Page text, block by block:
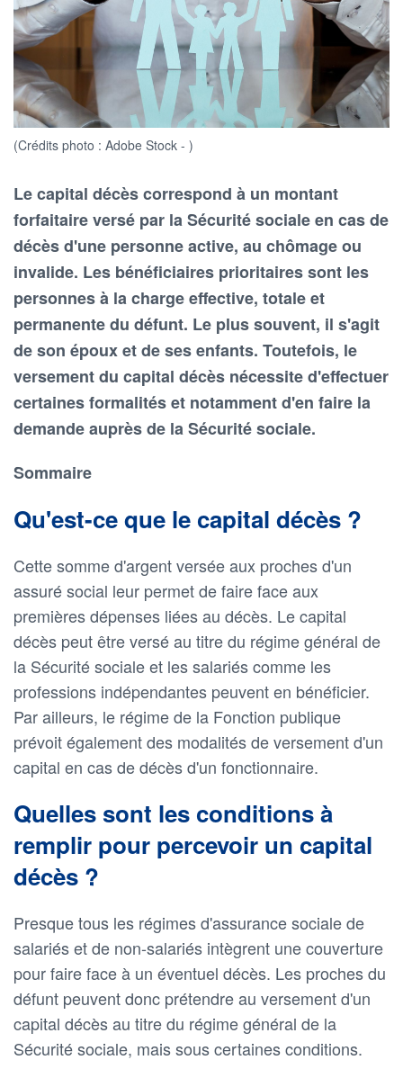
(Crédits photo : Adobe Stock - )
Le capital décès correspond à un montant
forfaitaire versé par la Sécurité sociale en cas de
décès d'une personne active, au chômage ou
invalide. Les bénéficiaires prioritaires sont les
personnes à la charge effective, totale et
permanente du défunt. Le plus souvent, il s'agit
de son époux et de ses enfants. Toutefois, le
versement du capital décès nécessite d'effectuer
certaines formalités et notamment d'en faire la
demande auprès de la Sécurité sociale.
Sommaire
Qu'est-ce que le capital décès ?
Cette somme d'argent versée aux proches d'un
assuré social leur permet de faire face aux
premières dépenses liées au décès. Le capital
décès peut être versé au titre du régime général de
la Sécurité sociale et les salariés comme les
professions indépendantes peuvent en bénéficier.
Par ailleurs, le régime de la Fonction publique
prévoit également des modalités de versement d'un
capital en cas de décès d'un fonctionnaire.
Quelles sont les conditions à
remplir pour percevoir un capital
décès ?
Presque tous les régimes d'assurance sociale de
salariés et de non-salariés intègrent une couverture
pour faire face à un éventuel décès. Les proches du
défunt peuvent donc prétendre au versement d'un
capital décès au titre du régime général de la
Sécurité sociale, mais sous certaines conditions.